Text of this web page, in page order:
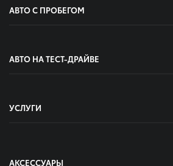
АВТО С ПРОБЕГОМ
АВТО НА ТЕСТ-ДРАЙВЕ
УСЛУГИ
АКСЕССУАРЫ